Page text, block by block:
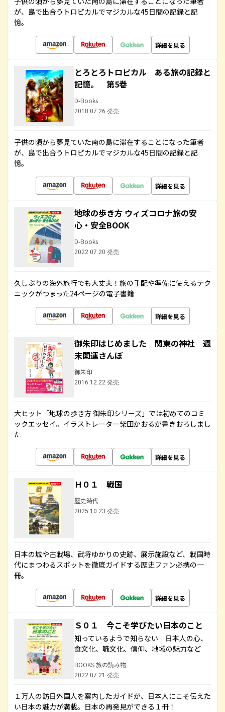
が、島で出合うトロピカルでマジカルな45日間の記録と記
憶。
詳細を見る
とろとろトロピカル ある旅の記録と
記憶。 第5巻
D-Books
2018.07.26 発売
子供の頃から夢見ていた南の島に滞在することになった筆者
が、島で出合うトロピカルでマジカルな45日間の記録と記
憶。
詳細を見る
地球の歩き方 ウィズコロナ旅の安
心・安全BOOK
D-Books
2022.07.20 発売
久しぶりの海外旅行でも大丈夫！旅の手配や準備に使えるテク
ニックがつまった24ページの電子書籍
詳細を見る
御朱印はじめました 関東の神社 週
末開運さんぽ
御朱印
2016.12.22 発売
大ヒット「地球の歩き方 御朱印シリーズ」では初めてのコミ
ックエッセイ。イラストレーター柴田かおるが書きおろしまし
た
詳細を見る
Ｈ０１ 戦国
歴史時代
2025.10.23 発売
日本の城や古戦場、武将ゆかりの史跡、展示施設など、戦国時
代にまつわるスポットを徹底ガイドする歴史ファン必携の一
冊。
詳細を見る
Ｓ０１ 今こそ学びたい日本のこと
知っているようで知らない 日本人の心、
食文化、職文化、信仰、地域の魅力など
BOOKS 旅の読み物
2022.07.21 発売
１万人の訪日外国人を案内したガイドが、日本人にこそ伝えた
い日本の魅力が満載。日本の再発見ができる１冊！